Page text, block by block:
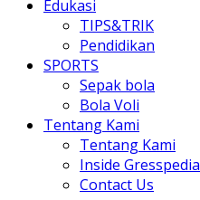
Edukasi
TIPS&TRIK
Pendidikan
SPORTS
Sepak bola
Bola Voli
Tentang Kami
Tentang Kami
Inside Gresspedia
Contact Us